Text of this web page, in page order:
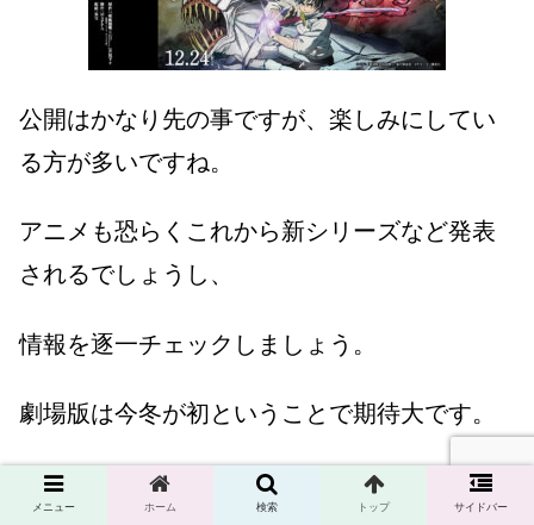
公開はかなり先の事ですが、楽しみにしてい
る方が多いですね。
アニメも恐らくこれから新シリーズなど発表
されるでしょうし、
情報を逐一チェックしましょう。
劇場版は今冬が初ということで期待大です。
配信とは違ったみどころが必ずあるのでぜひ
メニュー ホーム 検索 トップ サイドバー